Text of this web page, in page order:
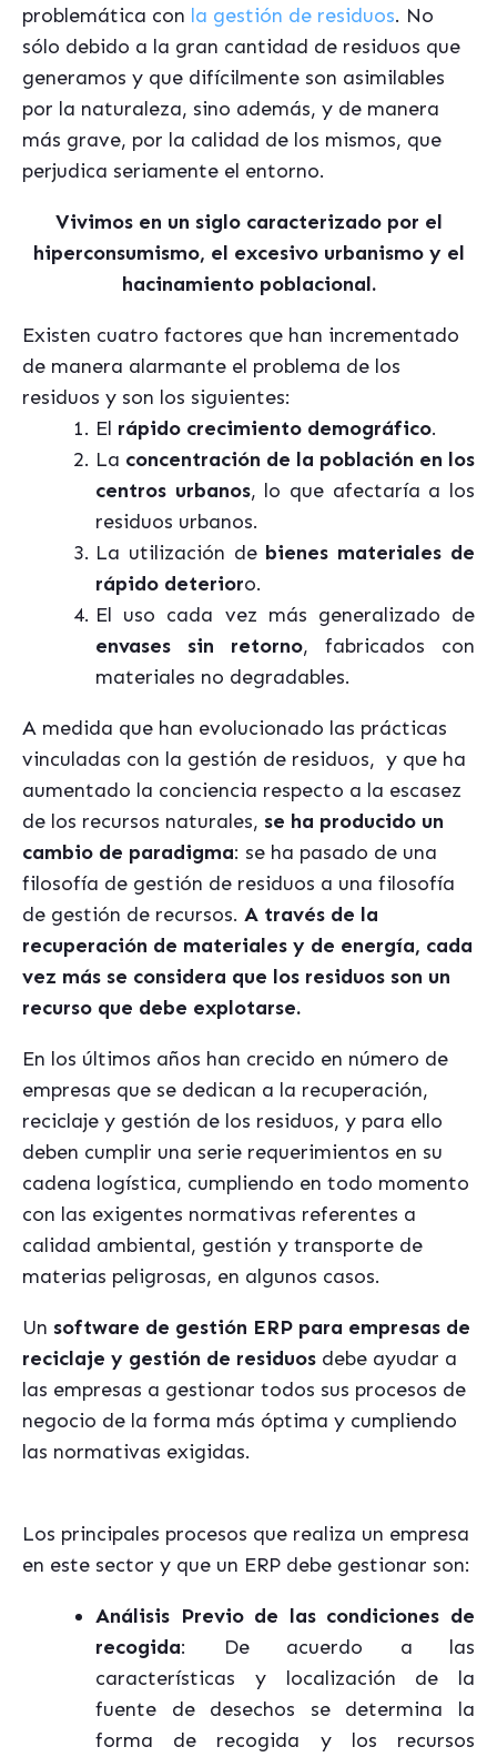
problemática con la gestión de residuos. No
sólo debido a la gran cantidad de residuos que
generamos y que difícilmente son asimilables
por la naturaleza, sino además, y de manera
más grave, por la calidad de los mismos, que
perjudica seriamente el entorno.
Vivimos en un siglo caracterizado por el
hiperconsumismo, el excesivo urbanismo y el
hacinamiento poblacional.
Existen cuatro factores que han incrementado
de manera alarmante el problema de los
residuos y son los siguientes:
El rápido crecimiento demográfico.
La concentración de la población en los
centros urbanos, lo que afectaría a los
residuos urbanos.
La utilización de bienes materiales de
rápido deterioro.
El uso cada vez más generalizado de
envases sin retorno, fabricados con
materiales no degradables.
A medida que han evolucionado las prácticas
vinculadas con la gestión de residuos, y que ha
aumentado la conciencia respecto a la escasez
de los recursos naturales, se ha producido un
cambio de paradigma: se ha pasado de una
filosofía de gestión de residuos a una filosofía
de gestión de recursos. A través de la
recuperación de materiales y de energía, cada
vez más se considera que los residuos son un
recurso que debe explotarse.
En los últimos años han crecido en número de
empresas que se dedican a la recuperación,
reciclaje y gestión de los residuos, y para ello
deben cumplir una serie requerimientos en su
cadena logística, cumpliendo en todo momento
con las exigentes normativas referentes a
calidad ambiental, gestión y transporte de
materias peligrosas, en algunos casos.
Un software de gestión ERP para empresas de
reciclaje y gestión de residuos debe ayudar a
las empresas a gestionar todos sus procesos de
negocio de la forma más óptima y cumpliendo
las normativas exigidas.
Los principales procesos que realiza un empresa
en este sector y que un ERP debe gestionar son:
Análisis Previo de las condiciones de
recogida: De acuerdo a las
características y localización de la
fuente de desechos se determina la
forma de recogida y los recursos